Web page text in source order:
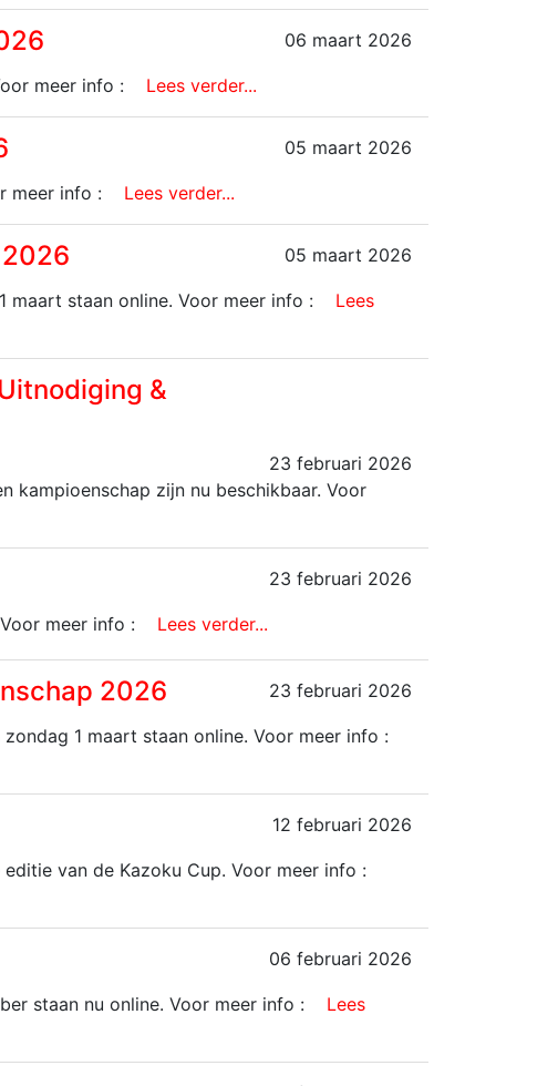
06 maart 2026
meer info : Lees verder...
05 maart 2026
meer info : Lees verder...
05 maart 2026
maart staan online. Voor meer info :
Lees
&
23 februari 2026
kampioenschap zijn nu beschikbaar. Voor
23 februari 2026
meer info : Lees verder...
2026 23 februari 2026
1 maart staan online. Voor meer info :
12 februari 2026
van de Kazoku Cup. Voor meer info :
06 februari 2026
staan nu online. Voor meer info :
Lees